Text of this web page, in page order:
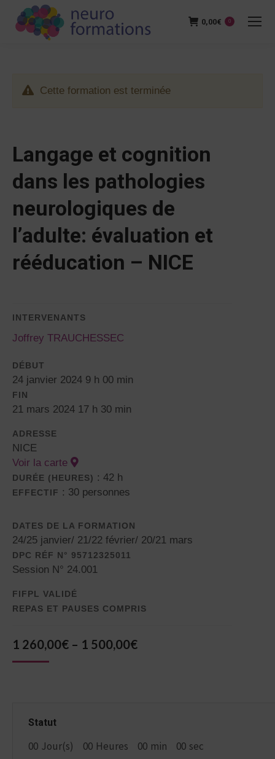
0,00€ 0
Cette formation est terminée
Langage et cognition
dans les pathologies
neurologiques de
l’adulte: évaluation et
rééducation – NICE
INTERVENANTS
Joffrey TRAUCHESSEC
DÉBUT
24 janvier 2024 9 h 00 min
FIN
21 mars 2024 17 h 30 min
ADRESSE
NICE
Voir la carte
DURÉE (HEURES) : 42 h
EFFECTIF : 30 personnes
DATES DE LA FORMATION
24/25 janvier/ 21/22 février/ 20/21 mars
DPC RÉF N° 95712325011
Session N° 24.001
FIFPL VALIDÉ
REPAS ET PAUSES COMPRIS
1 260,00€ – 1 500,00€
Statut
00 Jour(s) 00 Heures 00 min 00 sec